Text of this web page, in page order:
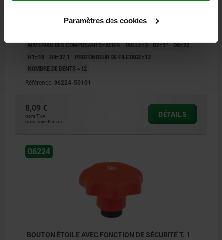
Paramètres des cookies
HAUTEUR=41,9 FILETAGE=M10
MATÉRIAU DES COMPOSANTS=ACIER TAILLE=3 D2=17 D8=22
H1=10
H4=37,1
PROFONDEUR DE FILETAGE=12
NOMBRE DE DENTS =12
Référence: 06224-50101
8,09 €
hors TVA
hors frais d’envoi
DÉTAILS
06224
BOUTON ÉTOILE AVEC FONCTION DE SÉCURITÉ T. 1